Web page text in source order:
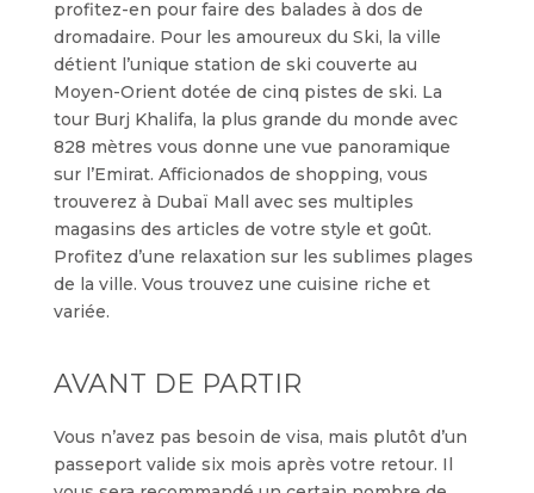
profitez-en pour faire des balades à dos de
dromadaire. Pour les amoureux du Ski, la ville
détient l’unique station de ski couverte au
Moyen-Orient dotée de cinq pistes de ski. La
tour Burj Khalifa, la plus grande du monde avec
828 mètres vous donne une vue panoramique
sur l’Emirat. Afficionados de shopping, vous
trouverez à Dubaï Mall avec ses multiples
magasins des articles de votre style et goût.
Profitez d’une relaxation sur les sublimes plages
de la ville. Vous trouvez une cuisine riche et
variée.
AVANT DE PARTIR
Vous n’avez pas besoin de visa, mais plutôt d’un
passeport valide six mois après votre retour. Il